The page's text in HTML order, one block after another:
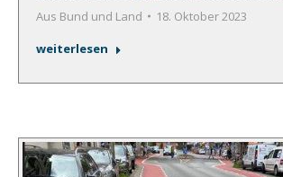
Aus Bund und Land
18. Oktober 2023
weiterlesen